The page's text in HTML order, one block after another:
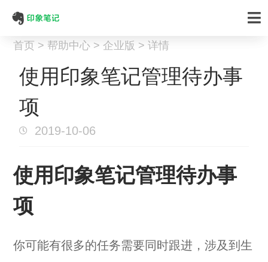
首页 > 帮助中心 > 企业版 > 详情
使用印象笔记管理待办事
项
2019-10-06
使用印象笔记管理待办事
项
你可能有很多的任务需要同时跟进，涉及到生